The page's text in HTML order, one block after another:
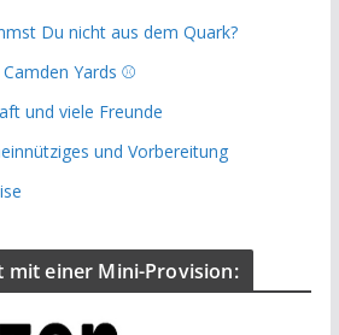
Du nicht aus dem Quark?
Yards ⚾️
und viele Freunde
und Vorbereitung
mit einer Mini-Provision: